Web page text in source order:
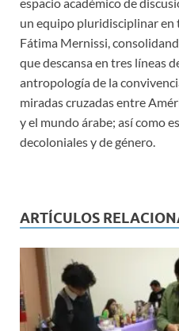
un equipo pluridisciplinar en
Fátima Mernissi,
que descansa en tres líneas
antropología de la
miradas cruzadas entre
y el mundo árabe; así como
decoloniales y de género.
ARTÍCULOS